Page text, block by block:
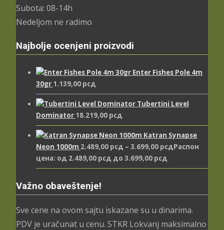
Subota: 08-14h
Nedeljom ne radimo
Najbolje ocenjeni proizvodi
Enter Fishes Pole 4m
30gr 1.139,00 рсд
Tubertini Level
Dominator 18.219,00 рсд
Katran Synapse
Neon 1000m 2.489,00 рсд – 3.699,00 рсдРаспон
цена: од 2.489,00 рсд до 3.699,00 рсд
Važno obaveštenje!
Sve cene na ovom sajtu iskazane su u dinarima.
PDV je uračunat u cenu. STKR Lokvanj maksimalno